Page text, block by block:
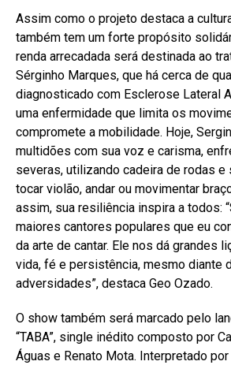
Assim como o projeto destaca a
também tem um forte propósito
renda arrecadada será destinada ao
Sérginho Marques, que há cerca de
diagnosticado com Esclerose Lateral
uma enfermidade que limita os
compromete a mobilidade. Hoje,
multidões com sua voz e carisma,
severas, utilizando cadeira de rodas e
tocar violão, andar ou movimentar
assim, sua resiliência inspira a todos:
maiores cantores populares que eu
da arte de cantar. Ele nos dá grandes
vida, fé e persistência, mesmo diante
adversidades”, destaca Geo Ozado.
O show também será marcado pelo
“TABA”, single inédito composto por
Águas e Renato Mota. Interpretado